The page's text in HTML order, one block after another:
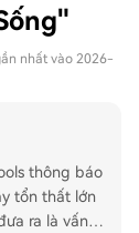
nhất vào 2026-
thông báo
tổn thất lớn
ra là vấn đ